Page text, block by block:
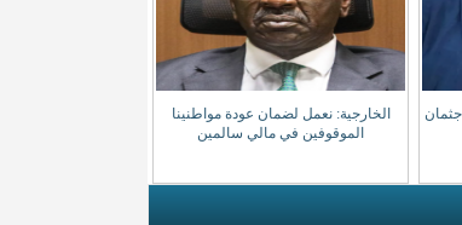
جثمان
الخارجية: نعمل لضمان عودة مواطنينا
الموقوفين في مالي سالمين